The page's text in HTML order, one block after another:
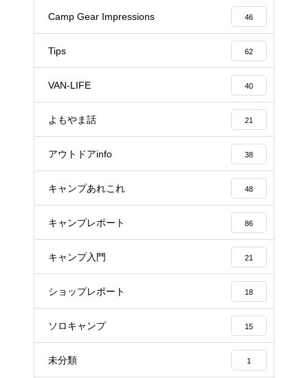
Camp Gear Impressions 46
Tips 62
VAN-LIFE 40
よもやま話 21
アウトドアinfo 38
キャンプあれこれ 48
キャンプレポート 86
キャンプ入門 21
ショップレポート 18
ソロキャンプ 15
未分類 1